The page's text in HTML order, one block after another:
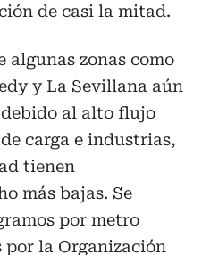
de casi la mitad.
algunas zonas como
y La Sevillana aún
al alto flujo
carga e industrias,
tienen
más bajas. Se
por metro
por la Organización